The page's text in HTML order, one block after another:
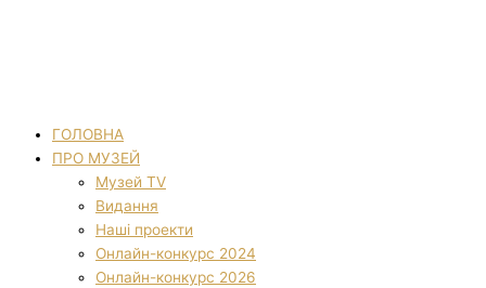
ГОЛОВНА
ПРО МУЗЕЙ
Музей TV
Видання
Наші проекти
Онлайн-конкурс 2024
Онлайн-конкурс 2026